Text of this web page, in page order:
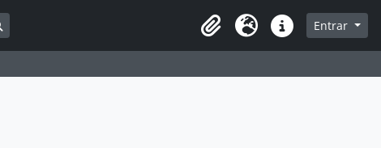
Busque na página de navegação
Idioma Ligações rápidas
Entrar